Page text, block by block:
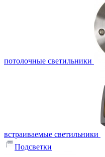
потолочные светильники
встраиваемые светильники
Подсветки